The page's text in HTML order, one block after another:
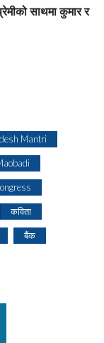
साथमा कुमार र
Mantri
कविता
बैंक